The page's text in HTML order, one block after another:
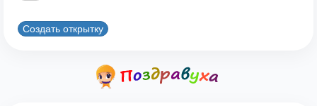
Создать открытку